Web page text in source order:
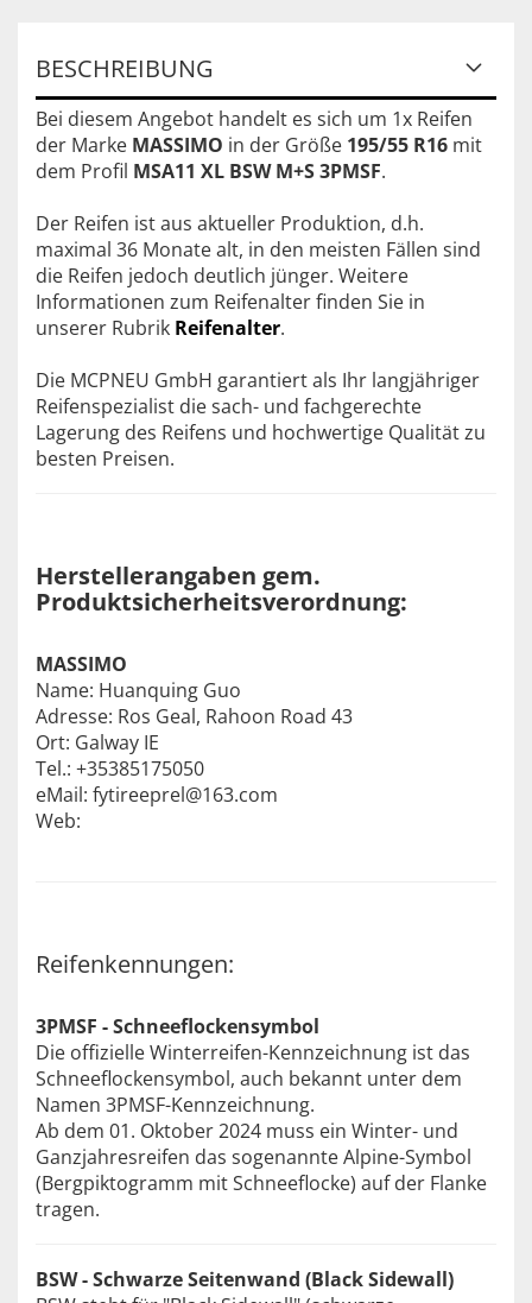
BESCHREIBUNG
Bei diesem Angebot handelt es sich um 1x Reifen
der Marke MASSIMO in der Größe 195/55 R16 mit
dem Profil MSA11 XL BSW M+S 3PMSF.
Der Reifen ist aus aktueller Produktion, d.h.
maximal 36 Monate alt, in den meisten Fällen sind
die Reifen jedoch deutlich jünger. Weitere
Informationen zum Reifenalter finden Sie in
unserer Rubrik Reifenalter.
Die MCPNEU GmbH garantiert als Ihr langjähriger
Reifenspezialist die sach- und fachgerechte
Lagerung des Reifens und hochwertige Qualität zu
besten Preisen.
Herstellerangaben gem.
Produktsicherheitsverordnung:
MASSIMO
Name: Huanquing Guo
Adresse: Ros Geal, Rahoon Road 43
Ort: Galway IE
Tel.: +35385175050
eMail: fytireeprel@163.com
Web:
Reifenkennungen:
3PMSF - Schneeflockensymbol
Die offizielle Winterreifen-Kennzeichnung ist das
Schneeflockensymbol, auch bekannt unter dem
Namen 3PMSF-Kennzeichnung.
Ab dem 01. Oktober 2024 muss ein Winter- und
Ganzjahresreifen das sogenannte Alpine-Symbol
(Bergpiktogramm mit Schneeflocke) auf der Flanke
tragen.
BSW - Schwarze Seitenwand (Black Sidewall)